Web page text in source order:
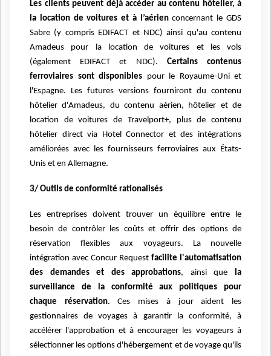
Les clients peuvent déjà accéder au contenu hôtelier, à
la location de voitures et à l’aérienconcernant le GDS
Sabre (y compris EDIFACT et NDC) ainsi qu'au contenu
Amadeus pour la location de voitures et les vols
(également EDIFACT et NDC). Certains contenus
ferroviaires sont disponibles pour le Royaume-Uni et
l'Espagne. Les futures versions fourniront du contenu
hôtelier d'Amadeus, du contenu aérien, hôtelier et de
location de voitures de Travelport+, plus de contenu
hôtelier direct via Hotel Connector et des intégrations
améliorées avec les fournisseurs ferroviaires aux États-
Unis et en Allemagne.
3/ Outils de conformité rationalisés
Les entreprises doivent trouver un équilibre entre le
besoin de contrôler les coûts et offrir des options de
réservation flexibles aux voyageurs. La nouvelle
intégration avec Concur Request facilite l'automatisation
des demandes et des approbations, ainsi que la
surveillance de la conformité aux politiques pour
chaque réservation. Ces mises à jour aident les
gestionnaires de voyages à garantir la conformité, à
accélérer l'approbation et à encourager les voyageurs à
sélectionner les options d'hébergement et de voyage qu'ils